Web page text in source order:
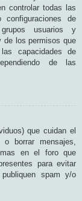
controlar todas las
de
usuarios y
de los permisos que
capacidades de
de las
que cuidan el
borrar mensajes,
en el foro que
para evitar
spam y/o